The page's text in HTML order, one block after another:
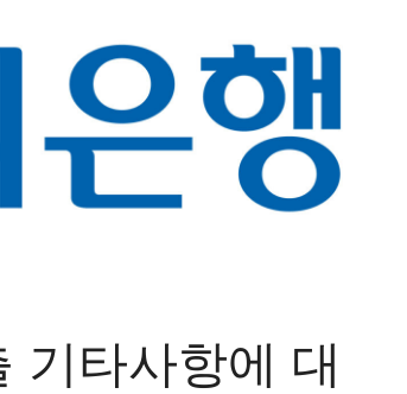
기타사항에 대